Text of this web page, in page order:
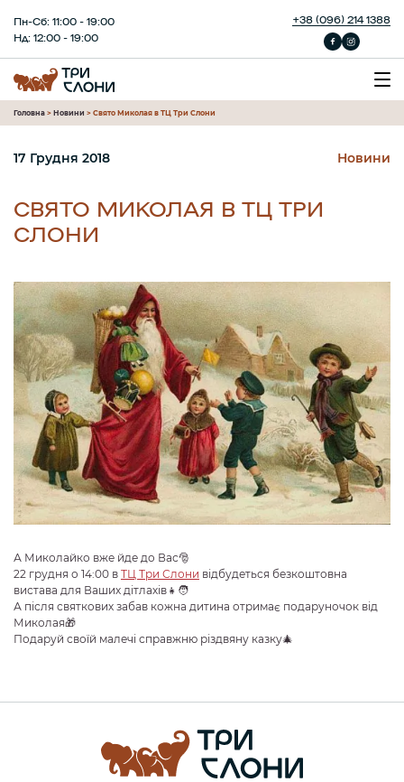
Пн-Сб: 11:00 - 19:00
Нд: 12:00 - 19:00
+38 (096) 214 1388
Головна > Новини > Свято Миколая в ТЦ Три Слони
СВЯТО МИКОЛАЯ В ТЦ ТРИ
СЛОНИ
17 Грудня 2018 Новини
А Миколайко вже йде до Вас🎅
22 грудня о 14:00 в ТЦ Три Слони відбудеться безкоштовна
вистава для Ваших дітлахів👧🧑
А після святкових забав кожна дитина отримає подаруночок від
Миколая🎁
Подаруй своїй малечі справжню різдвяну казку🎄